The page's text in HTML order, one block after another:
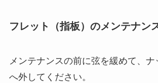
フレット（指板）のメンテナン
メンテナンスの前に弦を緩めて、ナ
へ外してください。